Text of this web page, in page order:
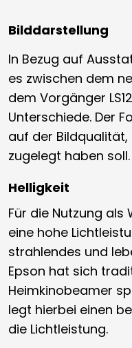
Bilddarstellung
In Bezug auf
es zwischen dem
dem Vorgänger
Unterschiede. Der
auf der Bildqualität,
zugelegt haben soll.
Helligkeit
Für die Nutzung
eine hohe
strahlendes und
Epson hat sich
Heimkinobeamer
legt hierbei einen
die Lichtleistung.